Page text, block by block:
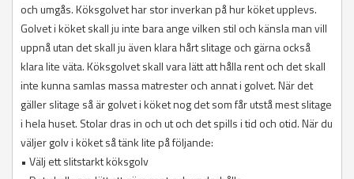
och umgås. Köksgolvet har stor inverkan på hur köket upplevs.
Golvet i köket skall ju inte bara ange vilken stil och känsla man vill
uppnå utan det skall ju även klara hårt slitage och gärna också
klara lite väta. Köksgolvet skall vara lätt att hålla rent och det skall
inte kunna samlas massa matrester och annat i golvet. När det
gäller slitage så är golvet i köket nog det som får utstå mest slitage
i hela huset. Stolar dras in och ut och det spills i tid och otid. När du
väljer golv i köket så tänk lite på följande:
• Välj ett slitstarkt köksgolv